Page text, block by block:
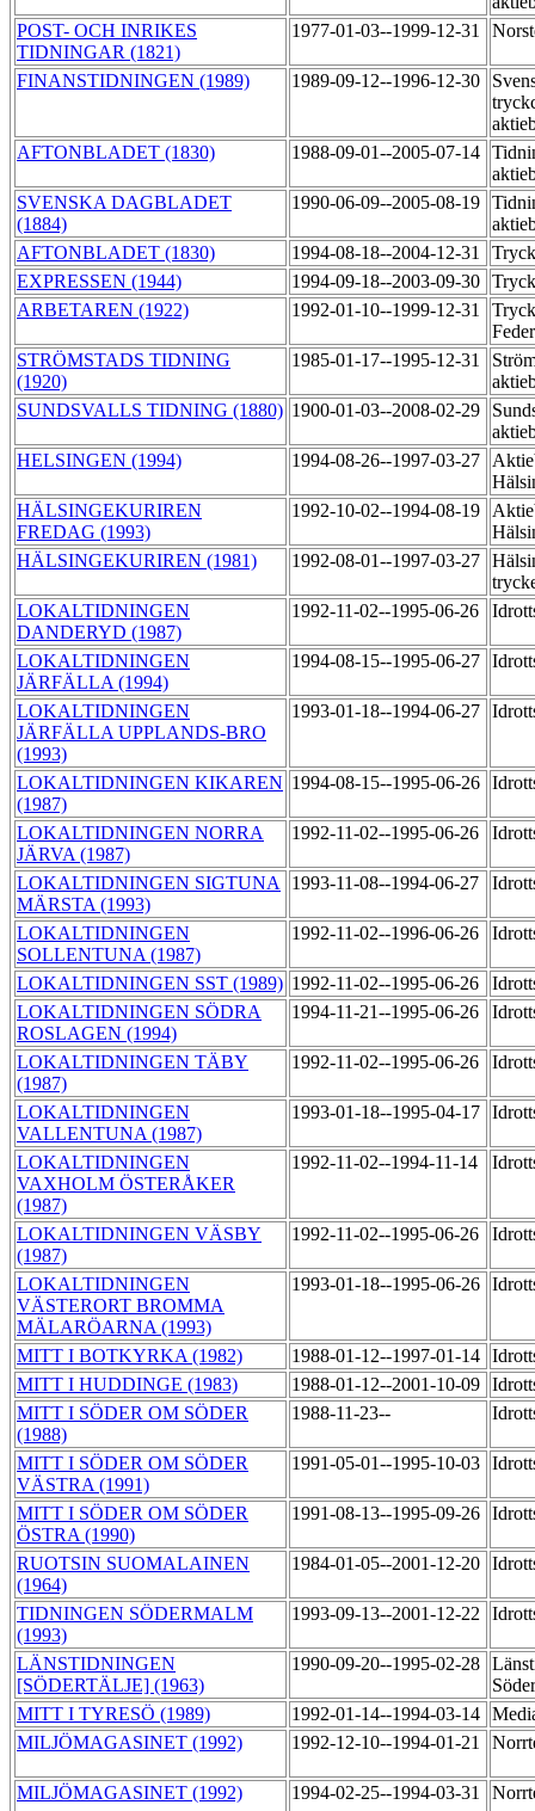
POST- OCH INRIKES
TIDNINGAR (1821)
1977-01-03--1999-12-31
FINANSTIDNINGEN (1989) 1989-09-12--1996-12-30
AFTONBLADET (1830)
1988-09-01--2005-07-14
SVENSKA DAGBLADET
(1884)
1990-06-09--2005-08-19
AFTONBLADET (1830)
1994-08-18--2004-12-31
EXPRESSEN (1944)
1994-09-18--2003-09-30
ARBETAREN (1922)
1992-01-10--1999-12-31
STRÖMSTADS TIDNING
(1920)
1985-01-17--1995-12-31
SUNDSVALLS TIDNING (1880) 1900-01-03--2008-02-29
HELSINGEN (1994)
1994-08-26--1997-03-27
HÄLSINGEKURIREN
FREDAG (1993)
1992-10-02--1994-08-19
HÄLSINGEKURIREN (1981)
1992-08-01--1997-03-27
LOKALTIDNINGEN
DANDERYD (1987)
1992-11-02--1995-06-26
LOKALTIDNINGEN
JÄRFÄLLA (1994)
1994-08-15--1995-06-27
LOKALTIDNINGEN
JÄRFÄLLA UPPLANDS-BRO
(1993)
1993-01-18--1994-06-27
LOKALTIDNINGEN KIKAREN
(1987)
1994-08-15--1995-06-26
LOKALTIDNINGEN NORRA
JÄRVA (1987)
1992-11-02--1995-06-26
LOKALTIDNINGEN SIGTUNA
MÄRSTA (1993)
1993-11-08--1994-06-27
LOKALTIDNINGEN
SOLLENTUNA (1987)
1992-11-02--1996-06-26
LOKALTIDNINGEN SST (1989) 1992-11-02--1995-06-26
LOKALTIDNINGEN SÖDRA
ROSLAGEN (1994)
1994-11-21--1995-06-26
LOKALTIDNINGEN TÄBY
(1987)
1992-11-02--1995-06-26
LOKALTIDNINGEN
VALLENTUNA (1987)
1993-01-18--1995-04-17
LOKALTIDNINGEN
VAXHOLM ÖSTERÅKER
(1987)
1992-11-02--1994-11-14
LOKALTIDNINGEN VÄSBY
(1987)
1992-11-02--1995-06-26
LOKALTIDNINGEN
VÄSTERORT BROMMA
MÄLARÖARNA (1993)
1993-01-18--1995-06-26
MITT I BOTKYRKA (1982) 1988-01-12--1997-01-14
MITT I HUDDINGE (1983)
1988-01-12--2001-10-09
MITT I SÖDER OM SÖDER
(1988)
1988-11-23--
MITT I SÖDER OM SÖDER
VÄSTRA (1991)
1991-05-01--1995-10-03
MITT I SÖDER OM SÖDER
ÖSTRA (1990)
1991-08-13--1995-09-26
RUOTSIN SUOMALAINEN
(1964)
1984-01-05--2001-12-20
TIDNINGEN SÖDERMALM
(1993)
1993-09-13--2001-12-22
LÄNSTIDNINGEN
[SÖDERTÄLJE] (1963)
1990-09-20--1995-02-28
MITT I TYRESÖ (1989)
1992-01-14--1994-03-14
MILJÖMAGASINET (1992)
1992-12-10--1994-01-21
MILJÖMAGASINET (1992) 1994-02-25--1994-03-31